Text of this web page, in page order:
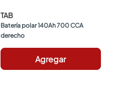
TAB
Batería polar 140Ah 700 CCA
derecho
Agregar